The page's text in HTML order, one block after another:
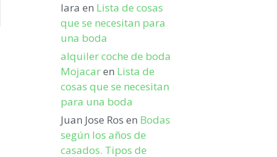
lara en Lista de cosas
que se necesitan para
una boda
alquiler coche de boda
Mojacaren Lista de
cosas que se necesitan
para una boda
Juan Jose Ros en Bodas
según los años de
casados. Tipos de